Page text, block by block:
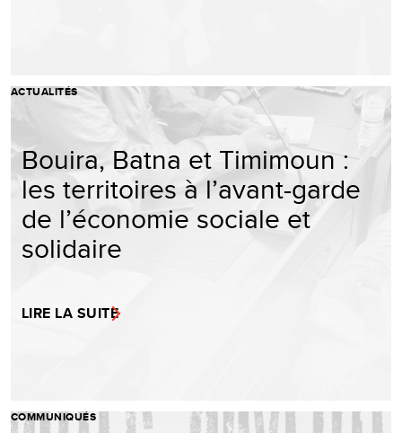
ACTUALITÉS
Bouira, Batna et Timimoun :
les territoires à l’avant-garde
de l’économie sociale et
solidaire
LIRE LA SUITE
COMMUNIQUÉS